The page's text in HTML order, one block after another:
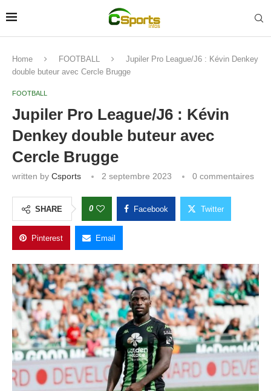
Home FOOTBALL
Jupiler Pro League/J6 : Kévin Denkey
double buteur avec Cercle Brugge
FOOTBALL
Jupiler Pro League/J6 : Kévin
Denkey double buteur avec
Cercle Brugge
written by Csports 2 septembre 2023 0 commentaires
SHARE 0 Facebook Twitter
Pinterest Email